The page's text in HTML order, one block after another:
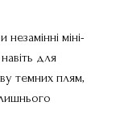
міні-
для
темних плям,